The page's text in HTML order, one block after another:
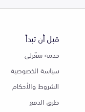
قبل أن تبدأ
خدمة سعّرلي
سياسة الخصوصية
الشروط والأحكام
طرق الدفع